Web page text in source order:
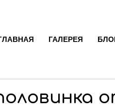
ГАЛЕРЕЯ